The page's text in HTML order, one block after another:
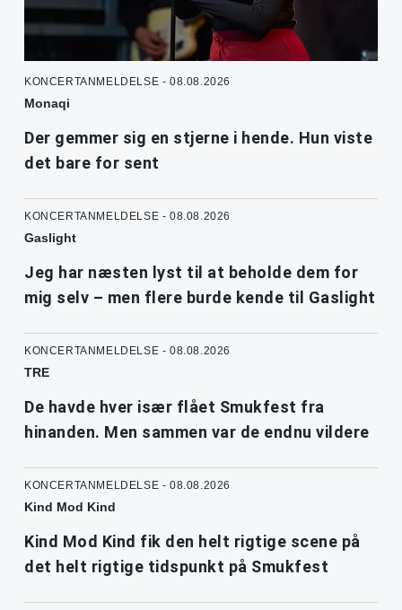
KONCERTANMELDELSE - 08.08.2026
Monaqi
Der gemmer sig en stjerne i hende. Hun viste
det bare for sent
KONCERTANMELDELSE - 08.08.2026
Gaslight
Jeg har næsten lyst til at beholde dem for
mig selv – men flere burde kende til Gaslight
KONCERTANMELDELSE - 08.08.2026
TRE
De havde hver især flået Smukfest fra
hinanden. Men sammen var de endnu vildere
KONCERTANMELDELSE - 08.08.2026
Kind Mod Kind
Kind Mod Kind fik den helt rigtige scene på
det helt rigtige tidspunkt på Smukfest